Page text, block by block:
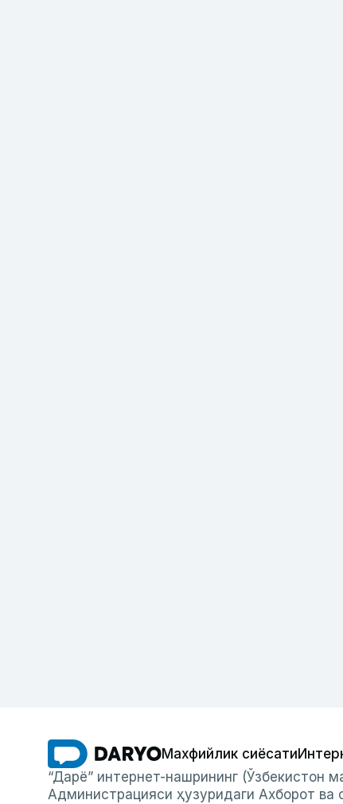
Махфийлик сиёсати
“Дарё” интернет-нашрининг (Ўзбекистон
Администрацияси ҳузуридаги Ахборот